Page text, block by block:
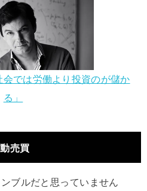
会では労働より投資のが儲か
る」
売買
ブルだと思っていません